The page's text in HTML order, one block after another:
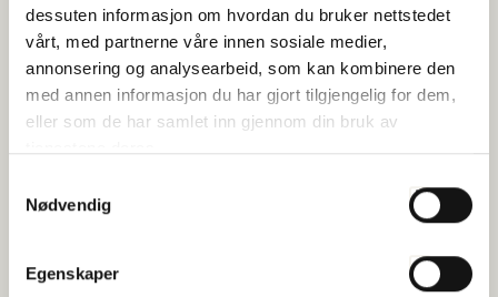
dessuten informasjon om hvordan du bruker nettstedet
vårt, med partnerne våre innen sosiale medier,
annonsering og analysearbeid, som kan kombinere den
med annen informasjon du har gjort tilgjengelig for dem,
eller som de har samlet inn gjennom din bruk av
Nødvendig
Egenskaper
Viktig milepæl for havbruk til havs – nå må en
forpliktende tidsplan på plass